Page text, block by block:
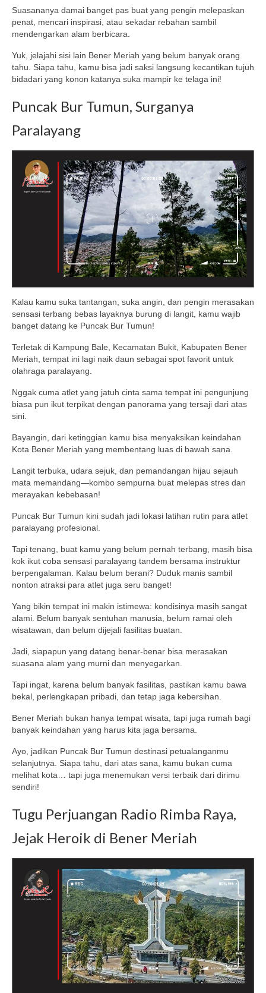
Suasananya damai banget pas buat yang pengin melepaskan
penat, mencari inspirasi, atau sekadar rebahan sambil
mendengarkan alam berbicara.
Yuk, jelajahi sisi lain Bener Meriah yang belum banyak orang
tahu. Siapa tahu, kamu bisa jadi saksi langsung kecantikan tujuh
bidadari yang konon katanya suka mampir ke telaga ini!
Puncak Bur Tumun, Surganya
Paralayang
Kalau kamu suka tantangan, suka angin, dan pengin merasakan
sensasi terbang bebas layaknya burung di langit, kamu wajib
banget datang ke Puncak Bur Tumun!
Terletak di Kampung Bale, Kecamatan Bukit, Kabupaten Bener
Meriah, tempat ini lagi naik daun sebagai spot favorit untuk
olahraga paralayang.
Nggak cuma atlet yang jatuh cinta sama tempat ini pengunjung
biasa pun ikut terpikat dengan panorama yang tersaji dari atas
sini.
Bayangin, dari ketinggian kamu bisa menyaksikan keindahan
Kota Bener Meriah yang membentang luas di bawah sana.
Langit terbuka, udara sejuk, dan pemandangan hijau sejauh
mata memandang—kombo sempurna buat melepas stres dan
merayakan kebebasan!
Puncak Bur Tumun kini sudah jadi lokasi latihan rutin para atlet
paralayang profesional.
Tapi tenang, buat kamu yang belum pernah terbang, masih bisa
kok ikut coba sensasi paralayang tandem bersama instruktur
berpengalaman. Kalau belum berani? Duduk manis sambil
nonton atraksi para atlet juga seru banget!
Yang bikin tempat ini makin istimewa: kondisinya masih sangat
alami. Belum banyak sentuhan manusia, belum ramai oleh
wisatawan, dan belum dijejali fasilitas buatan.
Jadi, siapapun yang datang benar-benar bisa merasakan
suasana alam yang murni dan menyegarkan.
Tapi ingat, karena belum banyak fasilitas, pastikan kamu bawa
bekal, perlengkapan pribadi, dan tetap jaga kebersihan.
Bener Meriah bukan hanya tempat wisata, tapi juga rumah bagi
banyak keindahan yang harus kita jaga bersama.
Ayo, jadikan Puncak Bur Tumun destinasi petualanganmu
selanjutnya. Siapa tahu, dari atas sana, kamu bukan cuma
melihat kota… tapi juga menemukan versi terbaik dari dirimu
sendiri!
Tugu Perjuangan Radio Rimba Raya,
Jejak Heroik di Bener Meriah